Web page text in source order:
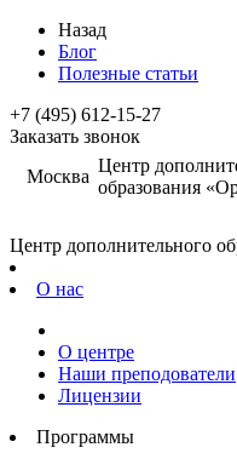
Назад
Блог
Полезные статьи
+7 (495) 612-15-27
Заказать звонок
Москва
Центр
образования
Центр дополнительного
О нас
О центре
Наши преподователи
Лицензии
Программы